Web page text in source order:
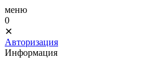
меню
0
✕
Авторизация
Информация